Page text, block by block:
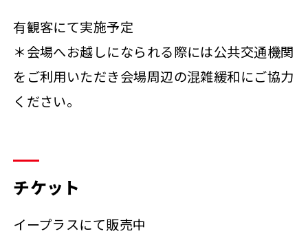
有観客にて実施予定
＊会場へお越しになられる際には公共交通機関
をご利用いただき会場周辺の混雑緩和にご協力
ください。
チケット
イープラスにて販売中